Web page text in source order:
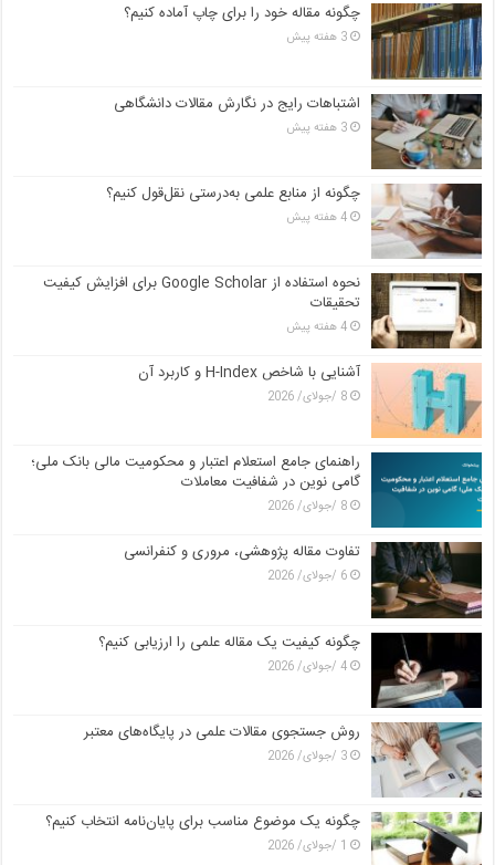
چگونه مقاله خود را برای چاپ آماده کنیم؟
3 هفته پیش
اشتباهات رایج در نگارش مقالات دانشگاهی
3 هفته پیش
چگونه از منابع علمی به‌درستی نقل‌قول کنیم؟
4 هفته پیش
نحوه استفاده از Google Scholar برای افزایش کیفیت
تحقیقات
4 هفته پیش
آشنایی با شاخص H-Index و کاربرد آن
8 /جولای/ 2026
راهنمای جامع استعلام اعتبار و محکومیت مالی بانک ملی؛
گامی نوین در شفافیت معاملات
8 /جولای/ 2026
تفاوت مقاله پژوهشی، مروری و کنفرانسی
6 /جولای/ 2026
چگونه کیفیت یک مقاله علمی را ارزیابی کنیم؟
4 /جولای/ 2026
روش جستجوی مقالات علمی در پایگاه‌های معتبر
3 /جولای/ 2026
چگونه یک موضوع مناسب برای پایان‌نامه انتخاب کنیم؟
1 /جولای/ 2026